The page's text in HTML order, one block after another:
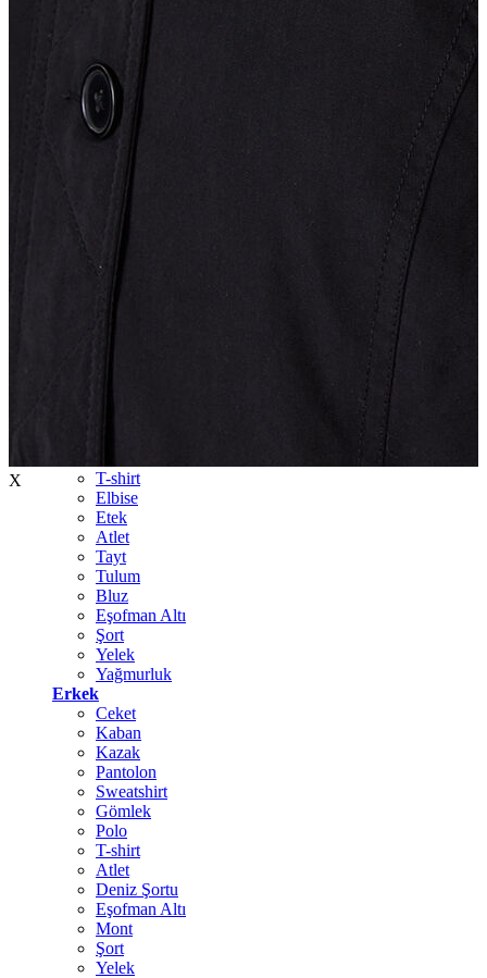
T-shirt
Elbise
Etek
Atlet
Tayt
Tulum
Bluz
Eşofman Altı
Şort
Yelek
Yağmurluk
Erkek
Ceket
Kaban
Kazak
Pantolon
Sweatshirt
Gömlek
Polo
T-shirt
Atlet
Deniz Şortu
Eşofman Altı
Mont
Şort
Yelek
X